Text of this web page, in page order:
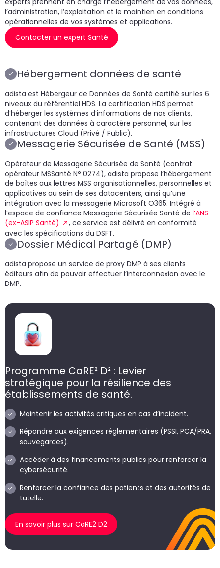
l’administration, l’exploitation et le maintien en conditions
opérationnelles de vos systèmes et applications.
Contacter un expert Santé
Hébergement données de santé
adista est Hébergeur de Données de Santé certifié sur les 6
niveaux du référentiel HDS. La certification HDS permet
d’héberger les systèmes d’informations de nos clients,
contenant des données à caractère personnel, sur les
infrastructures Cloud (Privé / Public).
Messagerie Sécurisée de Santé (MSS)
Opérateur de Messagerie Sécurisée de Santé (contrat
opérateur MSSanté N° 0274), adista propose l’hébergement
de boîtes aux lettres MSS organisationnelles, personnelles et
applicatives au sein de ses datacenters, ainsi qu’une
intégration avec la messagerie Microsoft O365. Intégré à
l’espace de confiance Messagerie Sécurisée Santé de l’ANS
(ex-ASIP Santé)
, ce service est délivré en conformité
avec les spécifications du DSFT.
Dossier Médical Partagé (DMP)
adista propose un service de proxy DMP à ses clients
éditeurs afin de pouvoir effectuer l’interconnexion avec le
DMP.
Programme CaRE² D² : Levier
stratégique pour la résilience des
établissements de santé.
Maintenir les activités critiques en cas d’incident.
Répondre aux exigences réglementaires (PSSI, PCA/PRA,
sauvegardes).
Accéder à des financements publics pour renforcer la
cybersécurité.
Renforcer la confiance des patients et des autorités de
tutelle.
En savoir plus sur CaRE2 D2